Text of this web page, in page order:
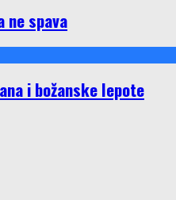
ne spava
i božanske lepote